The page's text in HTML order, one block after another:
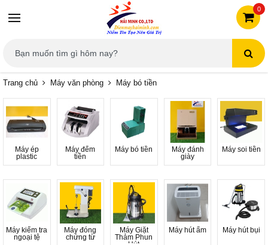
0
Trang chủ Máy văn phòng Máy bó tiền
Máy ép
plastic
Máy đếm
tiền
Máy bó tiền
Máy đánh
giày
Máy soi tiền
Máy kiểm tra
ngoại tệ
Máy đóng
chứng từ
Máy Giặt
Thảm Phun
Máy hút ẩm Máy hút bụi